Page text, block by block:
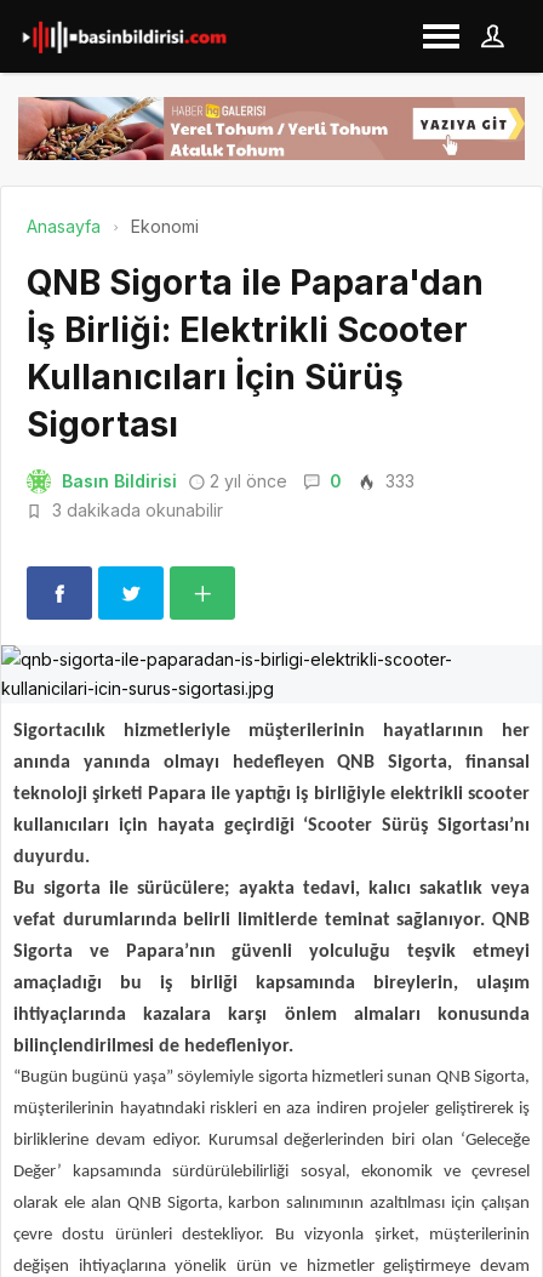
Anasayfa Ekonomi
QNB Sigorta ile Papara'dan
İş Birliği: Elektrikli Scooter
Kullanıcıları İçin Sürüş
Sigortası
Basın Bildirisi 2 yıl önce 0
333
3 dakikada okunabilir
Sigortacılık hizmetleriyle müşterilerinin hayatlarının her
anında yanında olmayı hedefleyen QNB Sigorta, finansal
teknoloji şirketi Papara ile yaptığı iş birliğiyle elektrikli scooter
kullanıcıları için hayata geçirdiği ‘Scooter Sürüş Sigortası’nı
duyurdu.
Bu sigorta ile sürücülere; ayakta tedavi, kalıcı sakatlık veya
vefat durumlarında belirli limitlerde teminat sağlanıyor. QNB
Sigorta ve Papara’nın güvenli yolculuğu teşvik etmeyi
amaçladığı bu iş birliği kapsamında bireylerin, ulaşım
ihtiyaçlarında kazalara karşı önlem almaları konusunda
bilinçlendirilmesi de hedefleniyor.
“Bugün bugünü yaşa” söylemiyle sigorta hizmetleri sunan QNB Sigorta,
müşterilerinin hayatındaki riskleri en aza indiren projeler geliştirerek iş
birliklerine devam ediyor. Kurumsal değerlerinden biri olan ‘Geleceğe
Değer’ kapsamında sürdürülebilirliği sosyal, ekonomik ve çevresel
olarak ele alan QNB Sigorta, karbon salınımının azaltılması için çalışan
çevre dostu ürünleri destekliyor. Bu vizyonla şirket, müşterilerinin
değişen ihtiyaçlarına yönelik ürün ve hizmetler geliştirmeye devam